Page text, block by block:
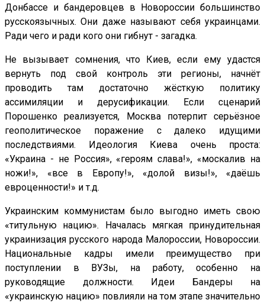
Донбассе и бандеровцев в Новороссии большинство
русскоязычных. Они даже называют себя украинцами.
Ради чего и ради кого они гибнут - загадка.
Не вызывает сомнения, что Киев, если ему удастся
вернуть под свой контроль эти регионы, начнёт
проводить там достаточно жёсткую политику
ассимиляции и дерусификации. Если сценарий
Порошенко реализуется, Москва потерпит серьёзное
геополитическое поражение с далеко идущими
последствиями. Идеология Киева очень проста:
«Украина - не Россия», «героям слава!», «москалив на
ножи!», «все в Европу!», «долой визы!», «даёшь
евроценности!» и т.д.
Украинским коммунистам было выгодно иметь свою
«титульную нацию». Началась мягкая принудительная
украинизация русского народа Малороссии, Новороссии.
Национальные кадры имели преимущество при
поступлении в ВУЗы, на работу, особенно на
руководящие должности. Идеи Бандеры на
«украинскую нацию» повлияли на том этапе значительно